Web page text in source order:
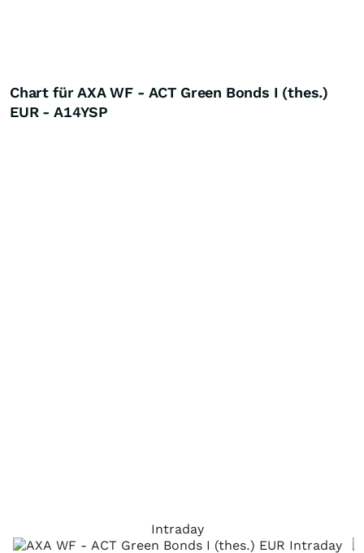
Chart für AXA WF - ACT Green Bonds I (thes.)
EUR - A14YSP
Intraday